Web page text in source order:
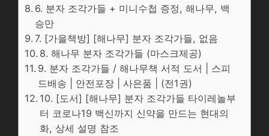
6. 분자 조각가들 + 미니수첩 증정, 해나무, 백
승만
7. [가을책방] [해나무] 분자 조각가들, 없음
8. 해나무 분자 조각가들 (마스크제공)
9. 분자 조각가들 / 해나무책 서적 도서 | 스피
드배송 | 안전포장 | 사은품 | (전1권)
10. [도서] [해나무] 분자 조각가들 타이레놀부
터 코로나19 백신까지 신약을 만드는 현대의
화, 상세 설명 참조